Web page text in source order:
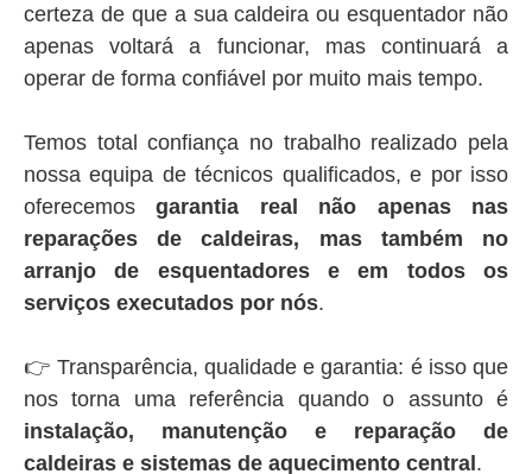
certeza de que a sua caldeira ou esquentador não
apenas voltará a funcionar, mas continuará a
operar de forma confiável por muito mais tempo.
Temos total confiança no trabalho realizado pela
nossa equipa de técnicos qualificados, e por isso
oferecemosgarantia real não apenas nas
reparações de caldeiras, mas também no
arranjo de esquentadores e em todos os
serviços executados por nós.
👉 Transparência, qualidade e garantia: é isso que
nos torna uma referência quando o assunto é
instalação, manutenção e reparação de
caldeiras e sistemas de aquecimento central.